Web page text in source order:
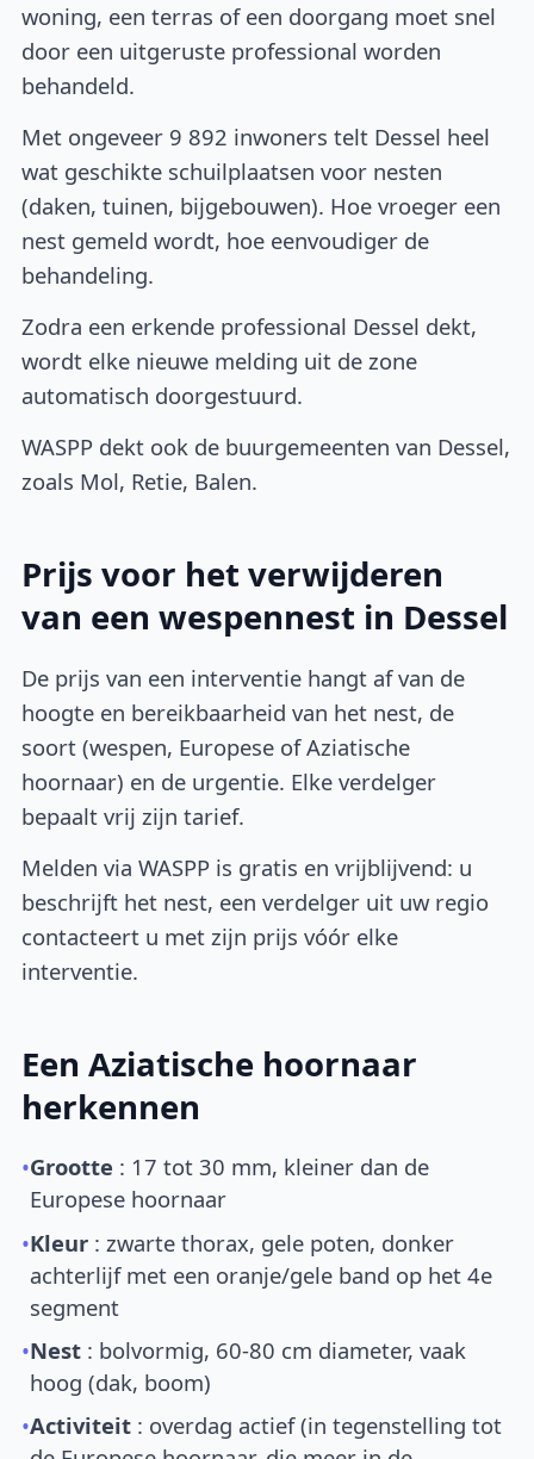
woning, een terras of een doorgang moet snel
door een uitgeruste professional worden
behandeld.
Met ongeveer 9 892 inwoners telt Dessel heel
wat geschikte schuilplaatsen voor nesten
(daken, tuinen, bijgebouwen). Hoe vroeger een
nest gemeld wordt, hoe eenvoudiger de
behandeling.
Zodra een erkende professional Dessel dekt,
wordt elke nieuwe melding uit de zone
automatisch doorgestuurd.
WASPP dekt ook de buurgemeenten van Dessel,
zoals Mol, Retie, Balen.
Prijs voor het verwijderen
van een wespennest in Dessel
De prijs van een interventie hangt af van de
hoogte en bereikbaarheid van het nest, de
soort (wespen, Europese of Aziatische
hoornaar) en de urgentie. Elke verdelger
bepaalt vrij zijn tarief.
Melden via WASPP is gratis en vrijblijvend: u
beschrijft het nest, een verdelger uit uw regio
contacteert u met zijn prijs vóór elke
interventie.
Een Aziatische hoornaar
herkennen
•Grootte : 17 tot 30 mm, kleiner dan de
Europese hoornaar
•Kleur : zwarte thorax, gele poten, donker
achterlijf met een oranje/gele band op het 4e
segment
•Nest : bolvormig, 60-80 cm diameter, vaak
hoog (dak, boom)
•Activiteit : overdag actief (in tegenstelling tot